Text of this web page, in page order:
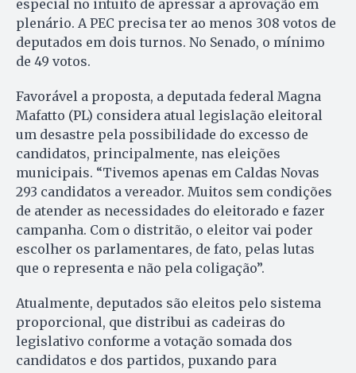
especial no intuito de apressar a aprovação em
plenário. A PEC precisa ter ao menos 308 votos de
deputados em dois turnos. No Senado, o mínimo
de 49 votos.
Favorável a proposta, a deputada federal Magna
Mafatto (PL) considera atual legislação eleitoral
um desastre pela possibilidade do excesso de
candidatos, principalmente, nas eleições
municipais. “Tivemos apenas em Caldas Novas
293 candidatos a vereador. Muitos sem condições
de atender as necessidades do eleitorado e fazer
campanha. Com o distritão, o eleitor vai poder
escolher os parlamentares, de fato, pelas lutas
que o representa e não pela coligação”.
Atualmente, deputados são eleitos pelo sistema
proporcional, que distribui as cadeiras do
legislativo conforme a votação somada dos
candidatos e dos partidos, puxando para